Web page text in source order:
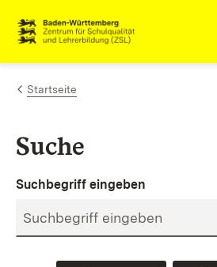
Zum Inhalt springen
Link zur Startseite
Startseite
Suche
Suchbegriff eingeben